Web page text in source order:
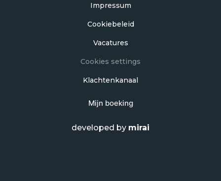
Impressum
Cookiebeleid
Vacatures
Cookies settings
Klachtenkanaal
Mijn boeking
developed by mirai